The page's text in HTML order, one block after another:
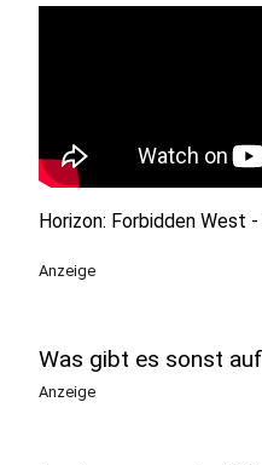
Horizon: Forbidden West
Anzeige
Was gibt es sonst
Anzeige